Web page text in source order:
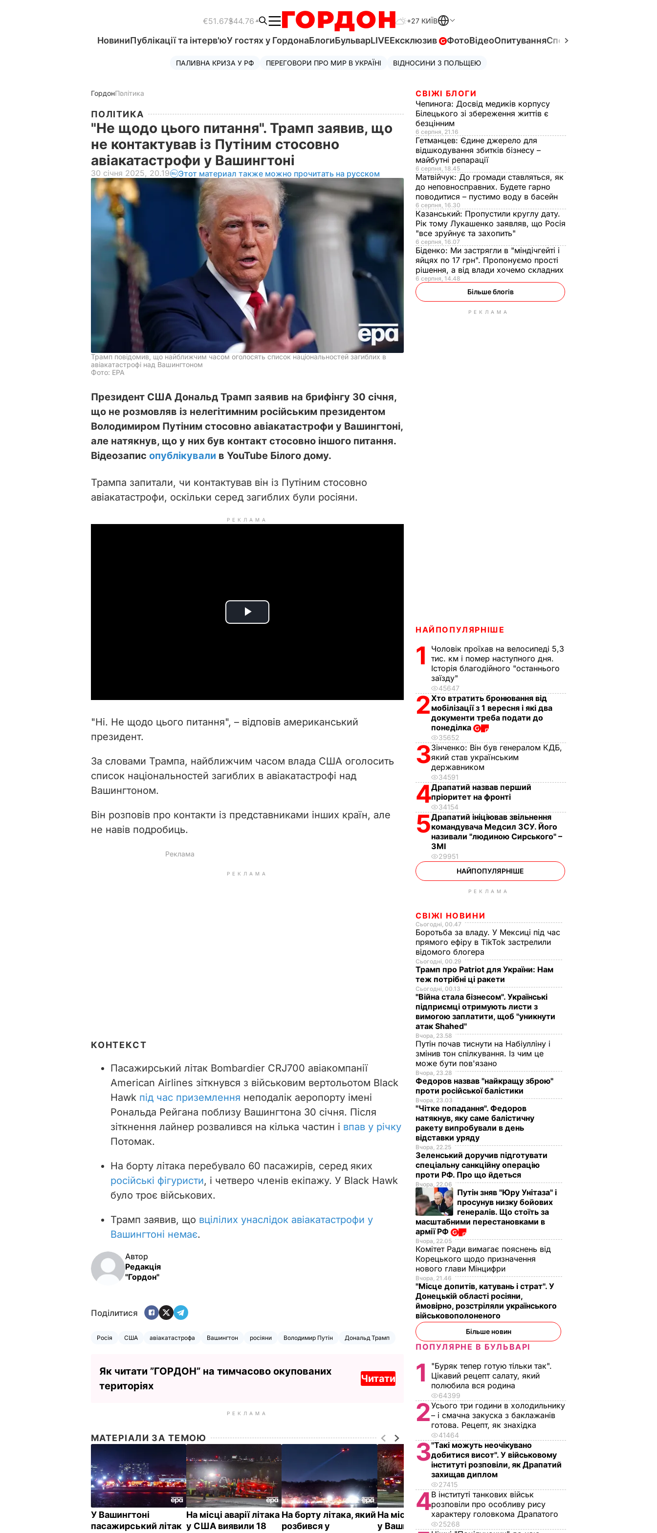
€51.67$44.76 +27 КИЇВ
НовиниПублікації та інтерв'юУ гостях у ГордонаБлогиБульварLIVEЕксклюзив ФотоВідеоОпитуванняСпецпроєкти
ПАЛИВНА КРИЗА У РФ ПЕРЕГОВОРИ ПРО МИР В УКРАЇНІ ВІДНОСИНИ З ПОЛЬЩЕЮ
ГордонПолітика
ПОЛІТИКА
"Не щодо цього питання". Трамп заявив, що
не контактував із Путіним стосовно
авіакатастрофи у Вашингтоні
30 січня 2025, 20.19 Этот материал также можно прочитать на русском
Трамп повідомив, що найближчим часом оголосять список національностей загиблих в
авіакатастрофі над Вашингтоном
Фото: EPA
Президент США Дональд Трамп заявив на брифінгу 30 січня,
що не розмовляв із нелегітимним російським президентом
Володимиром Путіним стосовно авіакатастрофи у Вашингтоні,
але натякнув, що у них був контакт стосовно іншого питання.
Відеозапис опублікували в YouTube Білого дому.
Трампа запитали, чи контактував він із Путіним стосовно
авіакатастрофи, оскільки серед загиблих були росіяни.
РЕКЛАМА
P
i
d
e
"Ні. Не щодо цього питання", – відповів американський
президент.
За словами Трампа, найближчим часом влада США оголосить
список національностей загиблих в авіакатастрофі над
Вашингтоном.
Він розповів про контакти із представниками інших країн, але
не навів подробиць.
РЕКЛАМА
КОНТЕКСТ
Пасажирський літак Bombardier CRJ700 авіакомпанії
American Airlines зіткнувся з військовим вертольотом Black
Hawk під час приземлення неподалік аеропорту імені
Рональда Рейгана поблизу Вашингтона 30 січня. Після
зіткнення лайнер розвалився на кілька частин і впав у річку
Потомак.
На борту літака перебувало 60 пасажирів, серед яких
російські фігуристи, і четверо членів екіпажу. У Black Hawk
було троє військових.
Трамп заявив, що вцілілих унаслідок авіакатастрофи у
Вашингтоні немає.
Автор
Редакція
"Гордон"
Поділитися
Росія США авіакатастрофа Вашингтон росіяни Володимир Путін Дональд Трамп
Як читати ”ГОРДОН” на тимчасово окупованих
територіях
Читати
РЕКЛАМА
МАТЕРІАЛИ ЗА ТЕМОЮ
У Вашингтоні
пасажирський літак
На місці аварії літака
у США виявили 18
На борту літака, який
розбився у
На місці аварії літака
у Вашингтоні
Трамп підтвердив,
СВІЖІ БЛОГИ
Чепинога: Досвід медиків корпусу
Білецького зі збереження життів є
безцінним
6 серпня, 21.16
Гетманцев: Єдине джерело для
відшкодування збитків бізнесу –
майбутні репарації
6 серпня, 18.45
Матвійчук: До громади ставляться, як
до неповносправних. Будете гарно
поводитися – пустимо воду в басейн
6 серпня, 16.30
Казанський: Пропустили круглу дату.
Рік тому Лукашенко заявляв, що Росія
"все зруйнує та захопить"
6 серпня, 16.07
Біденко: Ми застрягли в "міндічгейті і
яйцях по 17 грн". Пропонуємо прості
рішення, а від влади хочемо складних
6 серпня, 14.48
Більше блогів
РЕКЛАМА
НАЙПОПУЛЯРНІШЕ
1
Чоловік проїхав на велосипеді 5,3
тис. км і помер наступного дня.
Історія благодійного "останнього
заїзду"
45647
2Хто втратить бронювання від
мобілізації з 1 вересня і які два
документи треба подати до
понеділка
35652
3Зінченко: Він був генералом КДБ,
який став українським
державником
34591
4Драпатий назвав перший
пріоритет на фронті
34154
5Драпатий ініціював звільнення
командувача Медсил ЗСУ. Його
називали "людиною Сирського" –
ЗМІ
29951
НАЙПОПУЛЯРНІШЕ
РЕКЛАМА
СВІЖІ НОВИНИ
Сьогодні, 00.47
Боротьба за владу. У Мексиці під час
прямого ефіру в TikTok застрелили
відомого блогера
Сьогодні, 00.29
Трамп про Patriot для України: Нам
теж потрібні ці ракети
Сьогодні, 00.13
"Війна стала бізнесом". Українські
підприємці отримують листи з
вимогою заплатити, щоб "уникнути
атак Shahed"
Вчора, 23.58
Путін почав тиснути на Набіулліну і
змінив тон спілкування. Із чим це
може бути пов'язано
Вчора, 23.28
Федоров назвав "найкращу зброю"
проти російської балістики
Вчора, 23.03
"Чітке попадання". Федоров
натякнув, яку саме балістичну
ракету випробували в день
відставки уряду
Вчора, 22.25
Зеленський доручив підготувати
спеціальну санкційну операцію
проти РФ. Про що йдеться
Вчора, 22.06
Путін зняв "Юру Унітаза" і
просунув низку бойових
генералів. Що стоїть за
масштабними перестановками в
армії РФ
Вчора, 22.05
Комітет Ради вимагає пояснень від
Корецького щодо призначення
нового глави Мінцифри
Вчора, 21.46
"Місце допитів, катувань і страт". У
Донецькій області росіяни,
ймовірно, розстріляли українського
військовополоненого
Більше новин
ПОПУЛЯРНЕ В БУЛЬВАРІ
1
"Буряк тепер готую тільки так".
Цікавий рецепт салату, який
полюбила вся родина
64399
2Усього три години в холодильнику
– і смачна закуска з баклажанів
готова. Рецепт, як знахідка
41464
3"Такі можуть неочікувано
добитися висот". У військовому
інституті розповіли, як Драпатий
захищав диплом
27415
4В інституті танкових військ
розповіли про особливу рису
характеру головкома Драпатого
25268